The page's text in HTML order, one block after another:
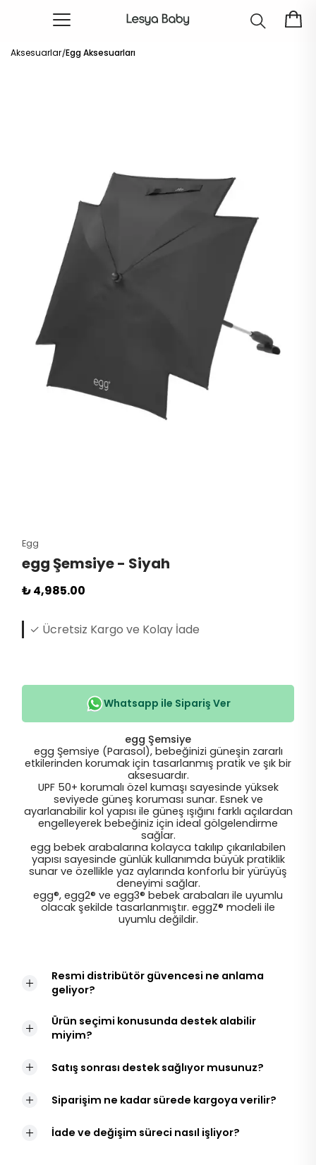
Aksesuarlar Egg Aksesuarları
Egg
egg Şemsiye - Siyah
₺ 4,985.00
✓ Ücretsiz Kargo ve Kolay İade
Whatsapp ile Sipariş Ver
egg Şemsiye
egg Şemsiye (Parasol), bebeğinizi güneşin zararlı
etkilerinden korumak için tasarlanmış pratik ve şık bir
aksesuardır.
UPF 50+ korumalı özel kumaşı sayesinde yüksek
seviyede güneş koruması sunar. Esnek ve
ayarlanabilir kol yapısı ile güneş ışığını farklı açılardan
engelleyerek bebeğiniz için ideal gölgelendirme
sağlar.
egg bebek arabalarına kolayca takılıp çıkarılabilen
yapısı sayesinde günlük kullanımda büyük pratiklik
sunar ve özellikle yaz aylarında konforlu bir yürüyüş
deneyimi sağlar.
egg®, egg2® ve egg3® bebek arabaları ile uyumlu
olacak şekilde tasarlanmıştır. eggZ® modeli ile
uyumlu değildir.
Resmi distribütör güvencesi ne anlama
geliyor?
Ürün seçimi konusunda destek alabilir
miyim?
Satış sonrası destek sağlıyor musunuz?
Siparişim ne kadar sürede kargoya verilir?
İade ve değişim süreci nasıl işliyor?